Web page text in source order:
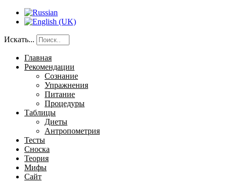
Искать...
Главная
Рекомендации
Сознание
Упражнения
Питание
Процедуры
Таблицы
Диеты
Антропометрия
Тесты
Сноска
Теория
Мифы
Сайт